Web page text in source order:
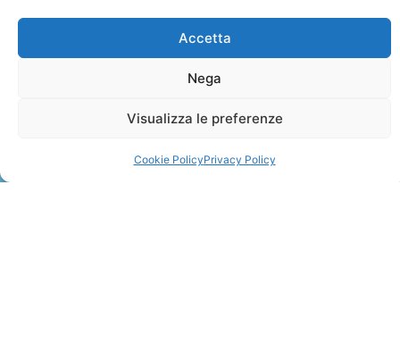
Accetta
Nega
Visualizza le preferenze
Cookie PolicyPrivacy Policy